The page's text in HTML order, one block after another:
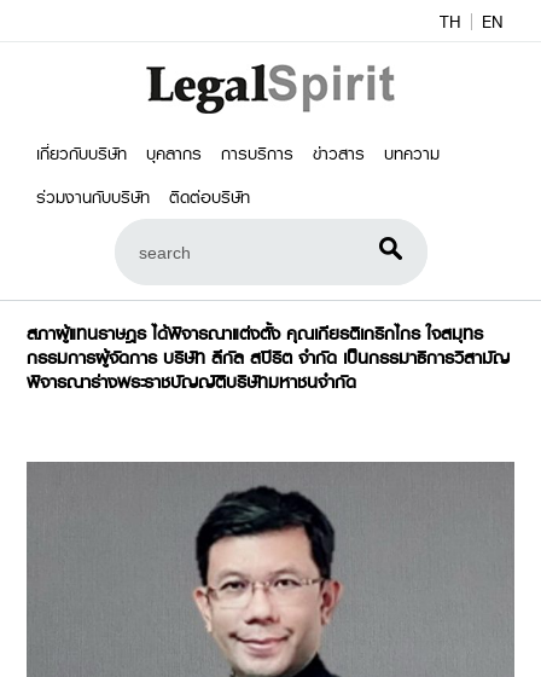
TH EN
เกี่ยวกับบริษัท บุคลากร การบริการ ข่าวสาร
บทความ
ร่วมงานกับบริษัท
ติดต่อบริษัท
สภาผู้แทนราษฎร ได้พิจารณาแต่งตั้ง คุณเกียรติเกริกไกร ใจสมุทร
กรรมการผู้จัดการ บริษัท ลีกัล สปิริต จำกัด เป็นกรรมาธิการวิสามัญ
พิจารณาร่างพระราชบัญญัติบริษัทมหาชนจำกัด